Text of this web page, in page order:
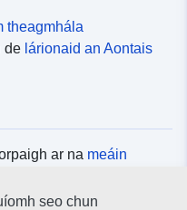
theagmhála
de lárionaid an Aontais
ar na meáin
seo chun